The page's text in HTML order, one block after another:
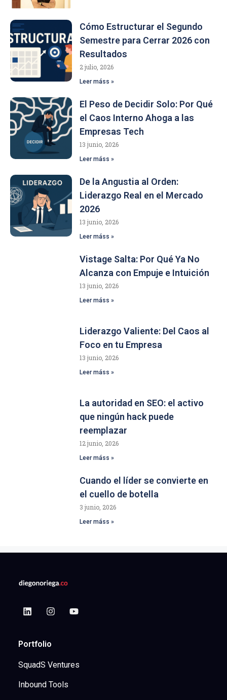
Cómo Estructurar el Segundo
Semestre para Cerrar 2026 con
Resultados
2 julio, 2026
Leer máss »
El Peso de Decidir Solo: Por Qué
el Caos Interno Ahoga a las
Empresas Tech
13 junio, 2026
Leer máss »
De la Angustia al Orden:
Liderazgo Real en el Mercado
2026
13 junio, 2026
Leer máss »
Vistage Salta: Por Qué Ya No
Alcanza con Empuje e Intuición
13 junio, 2026
Leer máss »
Liderazgo Valiente: Del Caos al
Foco en tu Empresa
13 junio, 2026
Leer máss »
La autoridad en SEO: el activo
que ningún hack puede
reemplazar
12 junio, 2026
Leer máss »
Cuando el líder se convierte en
el cuello de botella
3 junio, 2026
Leer máss »
Portfolio
SquadS Ventures
Inbound Tools